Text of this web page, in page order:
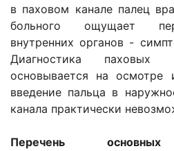
в паховом канале палец
больного ощущает
внутренних органов -
Диагностика
основывается на осмотре
введение пальца в
канала практически
Перечень основных